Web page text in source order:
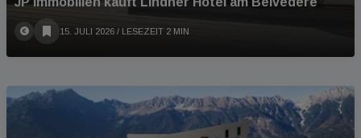
15. JULI 2026 / LESEZEIT 2 MIN